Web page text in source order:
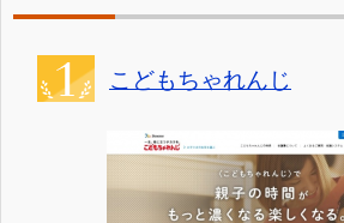
こどもちゃれんじ